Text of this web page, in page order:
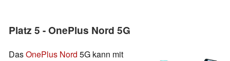
Platz 5 - OnePlus Nord 5G
DasOnePlus Nord 5G kann mit